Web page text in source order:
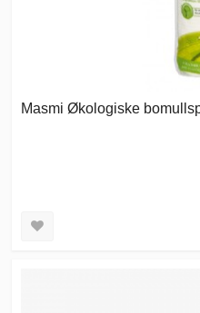
Masmi Økologiske